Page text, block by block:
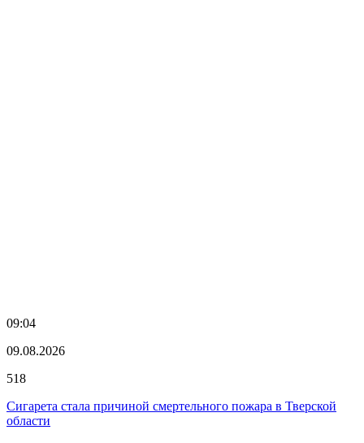
09:04
09.08.2026
518
Сигарета стала причиной смертельного пожара в Тверской
области